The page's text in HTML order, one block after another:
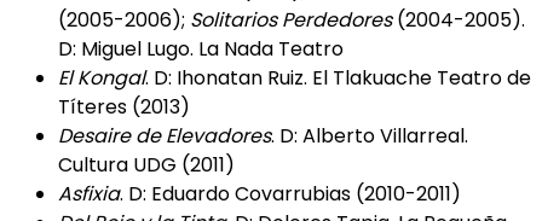
(2005-2006); Solitarios Perdedores(2004-2005).
D: Miguel Lugo. La Nada Teatro
El Kongal. D: Ihonatan Ruiz. El Tlakuache Teatro de
Títeres (2013)
Desaire de Elevadores. D: Alberto Villarreal.
Cultura UDG (2011)
Asfixia. D: Eduardo Covarrubias (2010-2011)